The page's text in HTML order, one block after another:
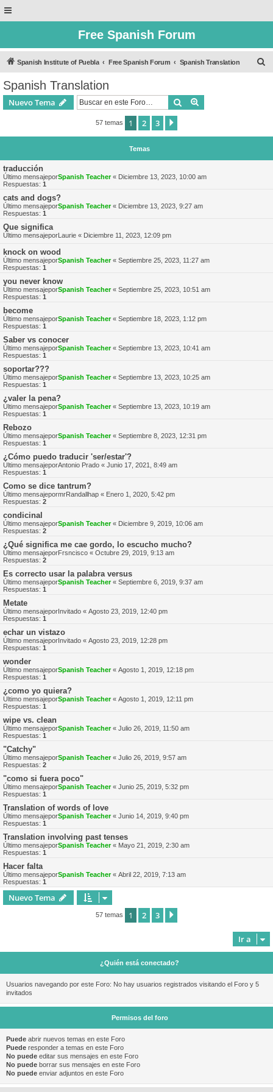
Free Spanish Forum
Spanish Institute of Puebla Free Spanish Forum Spanish Translation
Spanish Translation
Nuevo Tema Buscar
57 temas 1 2 3
Temas
traducción
Último mensajeporSpanish Teacher« Diciembre 13, 2023, 10:00 am
Respuestas: 1
cats and dogs?
Último mensajeporSpanish Teacher« Diciembre 13, 2023, 9:27 am
Respuestas: 1
Que significa
Último mensajeporLaurie « Diciembre 11, 2023, 12:09 pm
knock on wood
Último mensajeporSpanish Teacher« Septiembre 25, 2023, 11:27 am
Respuestas: 1
you never know
Último mensajeporSpanish Teacher« Septiembre 25, 2023, 10:51 am
Respuestas: 1
become
Último mensajeporSpanish Teacher« Septiembre 18, 2023, 1:12 pm
Respuestas: 1
Saber vs conocer
Último mensajeporSpanish Teacher« Septiembre 13, 2023, 10:41 am
Respuestas: 1
soportar???
Último mensajeporSpanish Teacher« Septiembre 13, 2023, 10:25 am
Respuestas: 1
¿valer la pena?
Último mensajeporSpanish Teacher« Septiembre 13, 2023, 10:19 am
Respuestas: 1
Rebozo
Último mensajeporSpanish Teacher« Septiembre 8, 2023, 12:31 pm
Respuestas: 1
¿Cómo puedo traducir 'ser/estar'?
Último mensajeporAntonio Prado « Junio 17, 2021, 8:49 am
Respuestas: 1
Como se dice tantrum?
Último mensajepormrRandallhap « Enero 1, 2020, 5:42 pm
Respuestas: 2
condicinal
Último mensajeporSpanish Teacher« Diciembre 9, 2019, 10:06 am
Respuestas: 2
¿Qué significa me cae gordo, lo escucho mucho?
Último mensajeporFrsncisco « Octubre 29, 2019, 9:13 am
Respuestas: 2
Es correcto usar la palabra versus
Último mensajeporSpanish Teacher« Septiembre 6, 2019, 9:37 am
Respuestas: 1
Metate
Último mensajeporInvitado « Agosto 23, 2019, 12:40 pm
Respuestas: 1
echar un vistazo
Último mensajeporInvitado « Agosto 23, 2019, 12:28 pm
Respuestas: 1
wonder
Último mensajeporSpanish Teacher« Agosto 1, 2019, 12:18 pm
Respuestas: 1
¿como yo quiera?
Último mensajeporSpanish Teacher« Agosto 1, 2019, 12:11 pm
Respuestas: 1
wipe vs. clean
Último mensajeporSpanish Teacher« Julio 26, 2019, 11:50 am
Respuestas: 1
"Catchy"
Último mensajeporSpanish Teacher« Julio 26, 2019, 9:57 am
Respuestas: 2
"como si fuera poco"
Último mensajeporSpanish Teacher« Junio 25, 2019, 5:32 pm
Respuestas: 1
Translation of words of love
Último mensajeporSpanish Teacher« Junio 14, 2019, 9:40 pm
Respuestas: 1
Translation involving past tenses
Último mensajeporSpanish Teacher« Mayo 21, 2019, 2:30 am
Respuestas: 1
Hacer falta
Último mensajeporSpanish Teacher« Abril 22, 2019, 7:13 am
Respuestas: 1
Nuevo Tema
57 temas 1 2 3
Ir a
¿Quién está conectado?
Usuarios navegando por este Foro: No hay usuarios registrados visitando el Foro y 5
invitados
Permisos del foro
Puede abrir nuevos temas en este Foro
Puede responder a temas en este Foro
No puede editar sus mensajes en este Foro
No puede borrar sus mensajes en este Foro
No puede enviar adjuntos en este Foro